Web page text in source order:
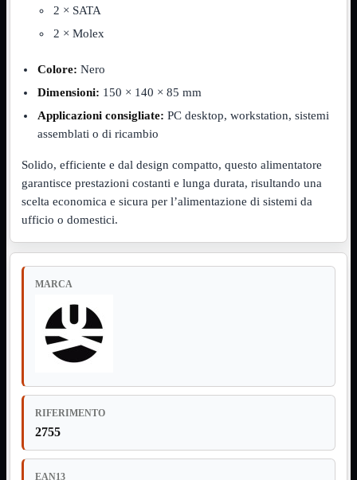
Spray
Taglio
Utensili
Basette
Binari Hard Disk
Guaina Termorestringente
StaffaMostra tutti i prodotti
Connettori
AlimentatoriMostra tutti i prodotti
2 × SATA
2 × Molex
Colore: Nero
Dimensioni: 150 × 140 × 85 mm
Applicazioni consigliate: PC desktop, workstation, sistemi
assemblati o di ricambio
Solido, efficiente e dal design compatto, questo alimentatore
garantisce prestazioni costanti e lunga durata, risultando una
scelta economica e sicura per l’alimentazione di sistemi da
ufficio o domestici.
MARCA
RIFERIMENTO
2755
EAN13